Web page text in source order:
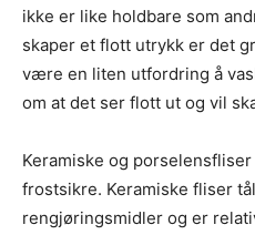
ikke er like holdbare som
skaper et flott utrykk er det
være en liten utfordring å
om at det ser flott ut og vil
Keramiske og
frostsikre. Keramiske fliser
rengjøringsmidler og er